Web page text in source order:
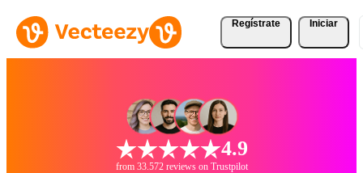
Regístrate Iniciar
4.9
from 33.572 reviews on Trustpilot